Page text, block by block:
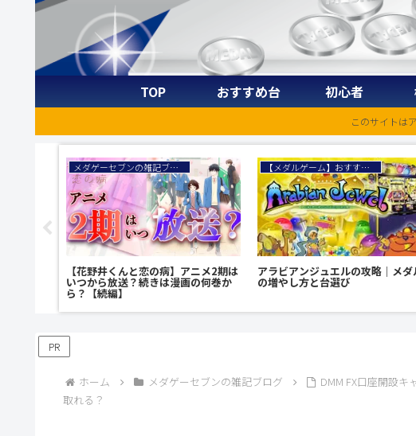
TOP おすすめ台 初心者
このサイトは
メダゲーセブンの雑記ブログ
【花野井くんと恋の病】アニメ2期は
いつから放送？続きは漫画の何巻か
ら？【続編】
【メダルゲーム】おすすめ台｜増やせる台・稼げる台は？【ゲームセンター】
アラビアンジュエルの攻略｜メダ
の増やし方と台選び
PR
ホーム メダゲーセブンの雑記ブログ
DMM FX口座開設
取れる？